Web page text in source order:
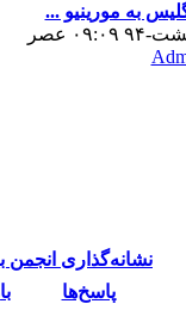
به مورینیو ...
نشانه‌گذاری انجمن
پاسخ‌ها